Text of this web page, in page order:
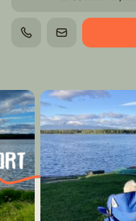
TÉLÉPHONECOURRIEL